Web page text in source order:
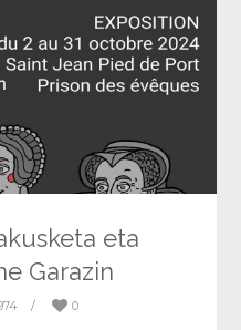
eta
Garazin
/ 0